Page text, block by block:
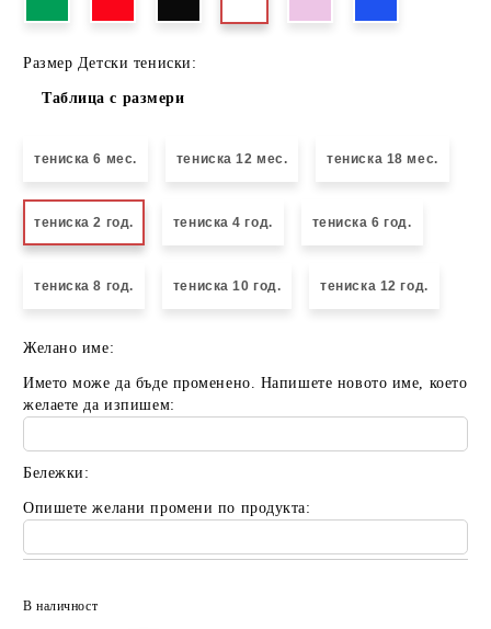
Размер Детски тениски:
Таблица с размери
тениска 6 мес. тениска 12 мес. тениска 18 мес.
тениска 2 год. тениска 4 год. тениска 6 год.
тениска 8 год. тениска 10 год. тениска 12 год.
Желано име:
Името може да бъде променено. Напишете новото име, което
желаете да изпишем:
Бележки:
Опишете желани промени по продукта:
В наличност